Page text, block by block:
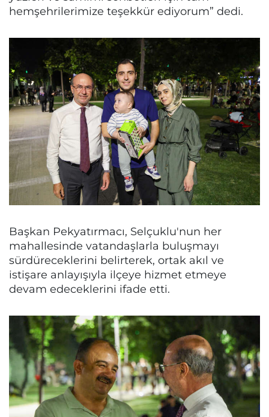
hemşehrilerimize teşekkür ediyorum” dedi.
Başkan Pekyatırmacı, Selçuklu'nun her
mahallesinde vatandaşlarla buluşmayı
sürdüreceklerini belirterek, ortak akıl ve
istişare anlayışıyla ilçeye hizmet etmeye
devam edeceklerini ifade etti.